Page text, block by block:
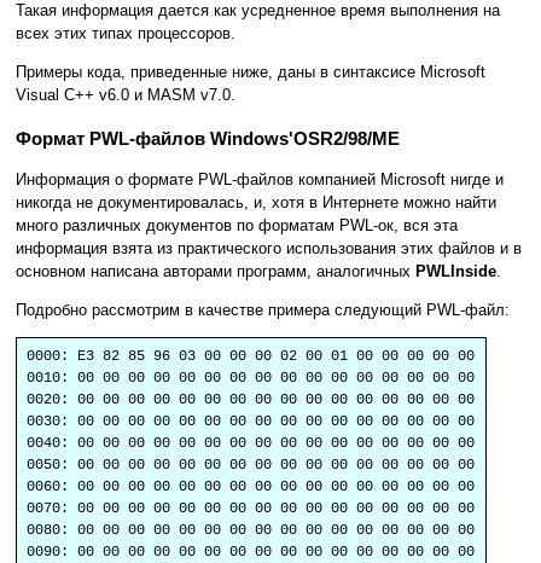
Такая информация дается как усредненное время выполнения на
всех этих типах процессоров.
Примеры кода, приведенные ниже, даны в синтаксисе Microsoft
Visual С++ v6.0 и MASM v7.0.
Формат PWL-файлов Windows'OSR2/98/ME
Информация о формате PWL-файлов компанией Microsoft нигде и
никогда не документировалась, и, хотя в Интернете можно найти
много различных документов по форматам PWL-ок, вся эта
информация взята из практического использования этих файлов и в
основном написана авторами программ, аналогичных PWLInside.
Подробно рассмотрим в качестве примера следующий PWL-файл:
0000: E3 82 85 96 03 00 00 00 02 00 01 00 00 00 00 00
0010: 00 00 00 00 00 00 00 00 00 00 00 00 00 00 00 00
0020: 00 00 00 00 00 00 00 00 00 00 00 00 00 00 00 00
0030: 00 00 00 00 00 00 00 00 00 00 00 00 00 00 00 00
0040: 00 00 00 00 00 00 00 00 00 00 00 00 00 00 00 00
0050: 00 00 00 00 00 00 00 00 00 00 00 00 00 00 00 00
0060: 00 00 00 00 00 00 00 00 00 00 00 00 00 00 00 00
0070: 00 00 00 00 00 00 00 00 00 00 00 00 00 00 00 00
0080: 00 00 00 00 00 00 00 00 00 00 00 00 00 00 00 00
0090: 00 00 00 00 00 00 00 00 00 00 00 00 00 00 00 00